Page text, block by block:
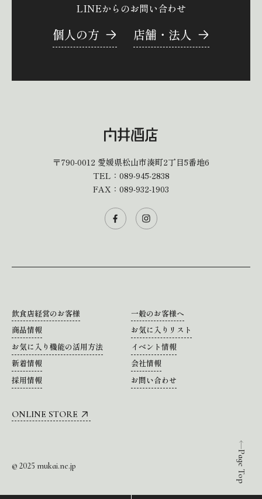
Page Top
LINEからのお問い合わせ
個人の方 店舗・法人
〒790-0012 愛媛県松山市湊町2丁目5番地6
TEL： 089-945-2838
FAX：089-932-1903
飲食店経営のお客様
一般のお客様へ
商品情報
お気に入りリスト
お気に入り機能の活用方法
イベント情報
新着情報
会社情報
採用情報
お問い合わせ
ONLINE STORE
© 2025 mukai.ne.jp